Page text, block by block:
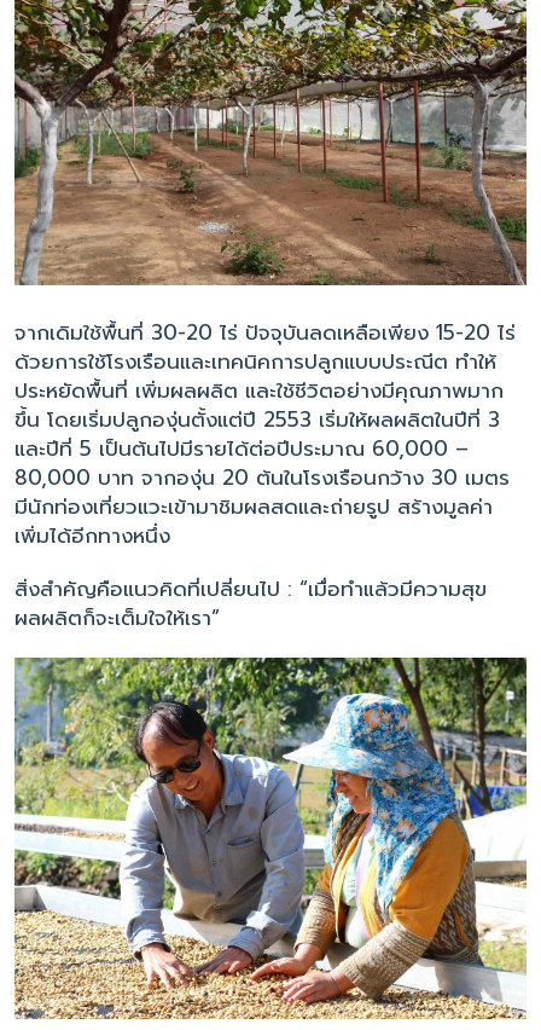
จากเดิมใช้พื้นที่ 30-20 ไร่ ปัจจุบันลดเหลือเพียง 15-20 ไร่
ด้วยการใช้โรงเรือนและเทคนิคการปลูกแบบประณีต ทำให้
ประหยัดพื้นที่ เพิ่มผลผลิต และใช้ชีวิตอย่างมีคุณภาพมาก
ขึ้น โดยเริ่มปลูกองุ่นตั้งแต่ปี 2553 เริ่มให้ผลผลิตในปีที่ 3
และปีที่ 5 เป็นต้นไปมีรายได้ต่อปีประมาณ 60,000 –
80,000 บาท จากองุ่น 20 ต้นในโรงเรือนกว้าง 30 เมตร
มีนักท่องเที่ยวแวะเข้ามาชิมผลสดและถ่ายรูป สร้างมูลค่า
เพิ่มได้อีกทางหนึ่ง
สิ่งสำคัญคือแนวคิดที่เปลี่ยนไป : “เมื่อทำแล้วมีความสุข
ผลผลิตก็จะเต็มใจให้เรา”